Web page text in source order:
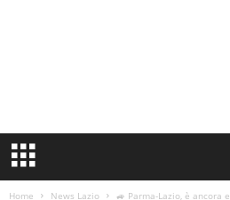
n
Home News Lazio
🚙 Parma-Lazio, è ancora